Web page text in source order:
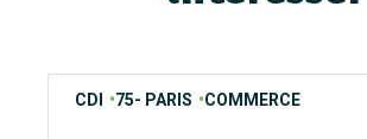
contrats
CDI
regions75- PARIS
secteurs COMMERCE